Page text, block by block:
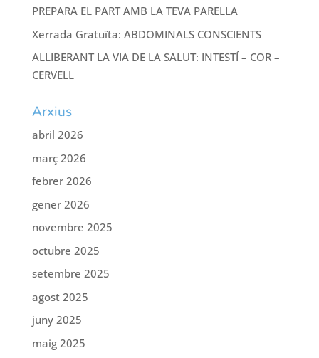
PREPARA EL PART AMB LA TEVA PARELLA
Xerrada Gratuïta: ABDOMINALS CONSCIENTS
ALLIBERANT LA VIA DE LA SALUT: INTESTÍ – COR –
CERVELL
Arxius
abril 2026
març 2026
febrer 2026
gener 2026
novembre 2025
octubre 2025
setembre 2025
agost 2025
juny 2025
maig 2025